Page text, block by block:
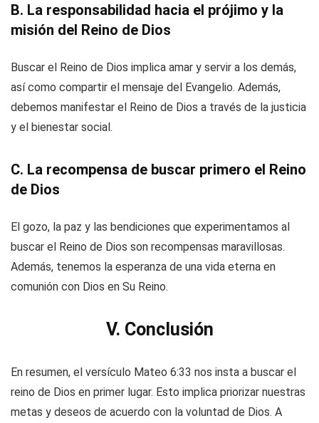
B. La responsabilidad hacia el prójimo y la
misión del Reino de Dios
Buscar el Reino de Dios implica amar y servir a los demás,
así como compartir el mensaje del Evangelio. Además,
debemos manifestar el Reino de Dios a través de la justicia
y el bienestar social.
C. La recompensa de buscar primero el Reino
de Dios
El gozo, la paz y las bendiciones que experimentamos al
buscar el Reino de Dios son recompensas maravillosas.
Además, tenemos la esperanza de una vida eterna en
comunión con Dios en Su Reino.
V. Conclusión
En resumen, el versículo Mateo 6:33 nos insta a buscar el
reino de Dios en primer lugar. Esto implica priorizar nuestras
metas y deseos de acuerdo con la voluntad de Dios. A